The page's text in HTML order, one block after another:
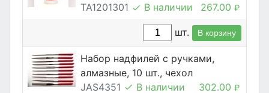
TA1201301
В наличии 267.00 ₽
шт. В корзину
Набор надфилей с ручками,
алмазные, 10 шт., чехол
JAS4351
В наличии 302.00 ₽